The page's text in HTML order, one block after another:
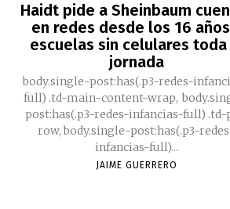
Haidt pide a Sheinbaum
en redes desde los 16
escuelas sin celulares
jornada
body.single-post:has(.p3-redes-
full) .td-main-content-wrap, body.single-
post:has(.p3-redes-infancias-full) .td-
row, body.single-post:has(.p3-redes-
infancias-full)...
JAIME GUERRERO